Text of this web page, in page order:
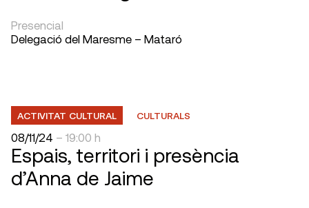
Presencial
Delegació del Maresme – Mataró
ACTIVITAT CULTURAL CULTURALS
08/11/24 – 19:00 h
Espais, territori i presència
d’Anna de Jaime